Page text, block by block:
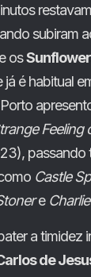
subiram
os
já é habitual
Feeling
passando
Castle
e
a timidez
de